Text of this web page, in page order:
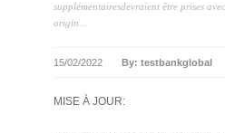
supplémentairesdevraient être prises
origin...
15/02/2022 By: testbankglobal
MISE À JOUR: